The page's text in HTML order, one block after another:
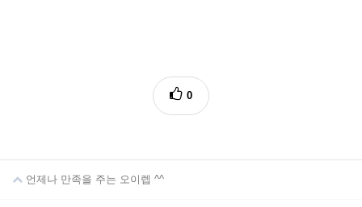
0
언제나 만족을 주는 오이렙 ^^